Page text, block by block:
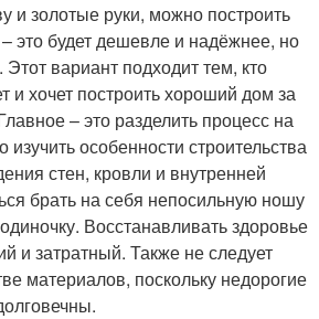
и золотые руки, можно построить
это будет дешевле и надёжнее, но
вариант подходит тем, кто
хочет построить хороший дом за
– это разделить процесс на
особенности строительства
стен, кровли и внутренней
брать на себя непосильную ношу
Восстанавливать здоровье
и затратный. Также не следует
материалов, поскольку недорогие